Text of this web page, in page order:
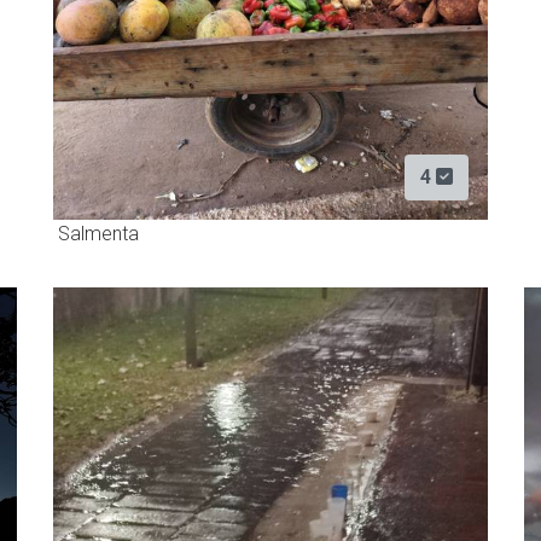
4
Salmenta